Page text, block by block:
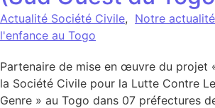
Actualité Société Civile, Notre actualité
l'enfance au Togo
Partenaire de mise en œuvre du projet
la Société Civile pour la Lutte Contre
Genre » au Togo dans 07 préfectures